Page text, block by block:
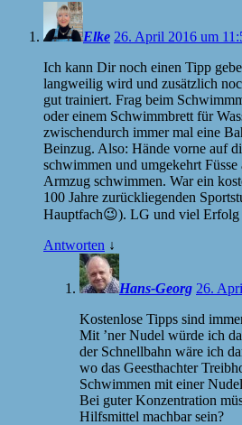
Elke 26. April 2016 um
Ich kann Dir noch einen Tipp
langweilig wird und zusätzlich
gut trainiert. Frag beim
oder einem Schwimmbrett für
zwischendurch immer mal eine
Beinzug. Also: Hände vorne auf
schwimmen und umgekehrt
Armzug schwimmen. War ein
100 Jahre zurückliegenden
Hauptfach😉). LG und viel Erfolg
Antworten ↓
Hans-Georg 26.
Kostenlose Tipps sind
Mit ’ner Nudel würde ich
der Schnellbahn wäre ich
wo das Geesthachter
Schwimmen mit einer
Bei guter Konzentration
Hilfsmittel machbar sein?